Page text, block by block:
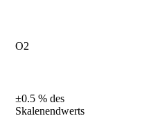
O2
±0.5 % des
Skalenendwerts